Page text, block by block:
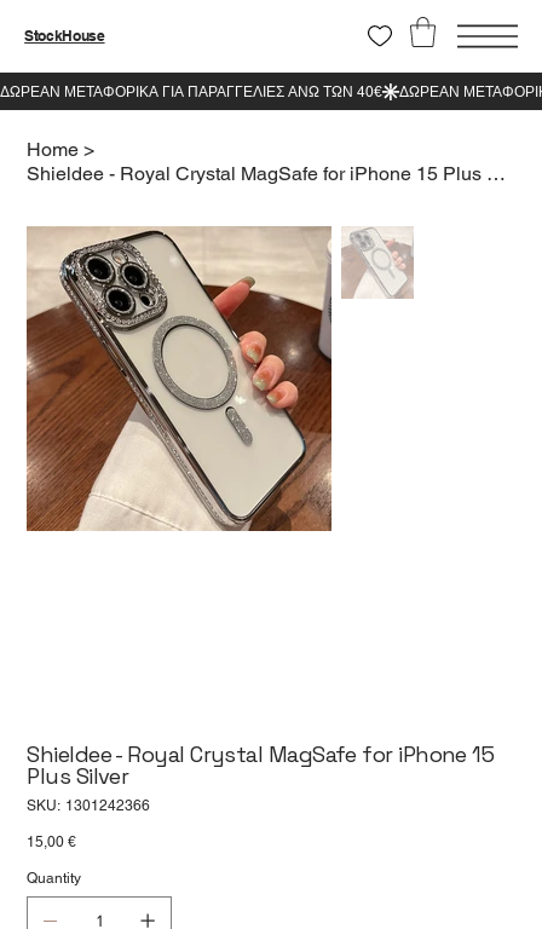
StockHouse
Home >
Shieldee - Royal Crystal MagSafe for iPhone 15 Plus Silver
Shieldee - Royal Crystal MagSafe for iPhone 15
Plus Silver
SKU: SKU
1301242366
Price
15,00 €
Quantity